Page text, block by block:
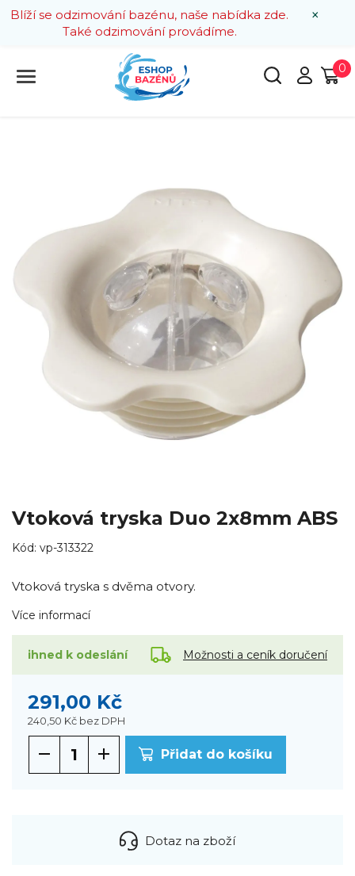
×
Blíží se odzimování bazénu, naše nabídka zde.
Také odzimování provádíme.
0
Vtoková tryska Duo 2x8mm ABS
Kód: vp-313322
Vtoková tryska s dvěma otvory.
Více informací
ihned k odeslání Možnosti a ceník doručení
291,00 Kč
240,50 Kč bez DPH
Přidat do košíku
Dotaz na zboží